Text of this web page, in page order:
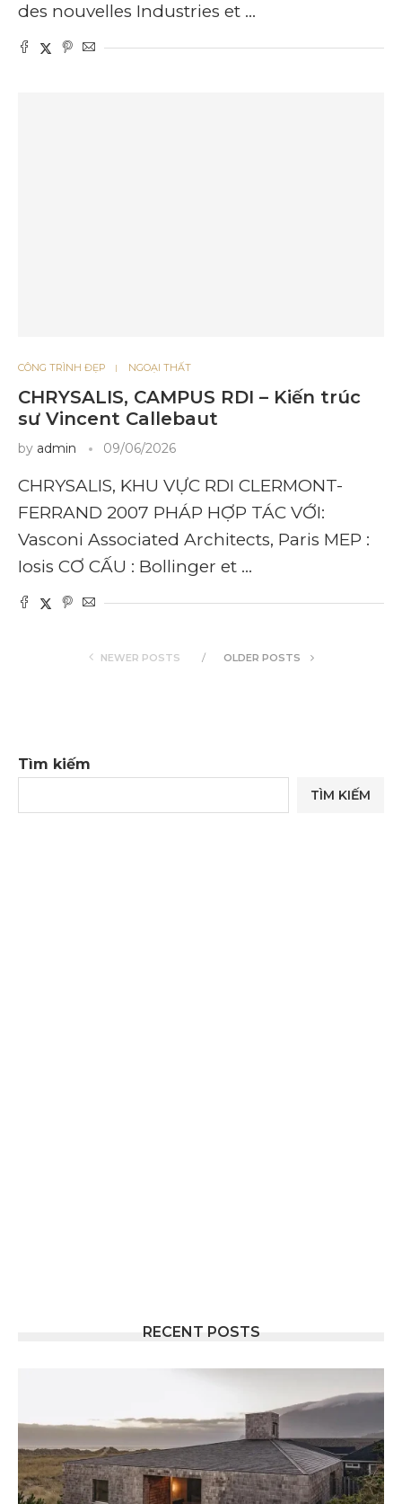
des nouvelles Industries et …
CÔNG TRÌNH ĐẸP NGOẠI THẤT
CHRYSALIS, CAMPUS RDI – Kiến trúc
sư Vincent Callebaut
by admin 09/06/2026
CHRYSALIS, KHU VỰC RDI CLERMONT-
FERRAND 2007 PHÁP HỢP TÁC VỚI:
Vasconi Associated Architects, Paris MEP :
Iosis CƠ CẤU : Bollinger et …
NEWER POSTS OLDER POSTS
Tìm kiếm
TÌM KIẾM
RECENT POSTS